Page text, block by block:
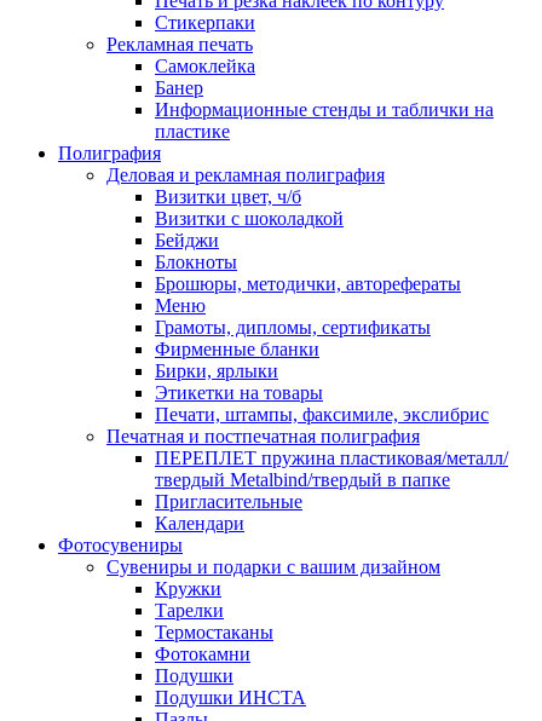
Стикерпаки
Рекламная печать
Самоклейка
Банер
Информационные стенды и таблички на
пластике
Полиграфия
Деловая и рекламная полиграфия
Визитки цвет, ч/б
Визитки с шоколадкой
Бейджи
Блокноты
Брошюры, методички, авторефераты
Меню
Грамоты, дипломы, сертификаты
Фирменные бланки
Бирки, ярлыки
Этикетки на товары
Печати, штампы, факсимиле, экслибрис
Печатная и постпечатная полиграфия
ПЕРЕПЛЕТ пружина пластиковая/металл/
твердый Metalbind/твердый в папке
Пригласительные
Календари
Фотосувениры
Сувениры и подарки с вашим дизайном
Кружки
Тарелки
Термостаканы
Фотокамни
Подушки
Подушки ИНСТА